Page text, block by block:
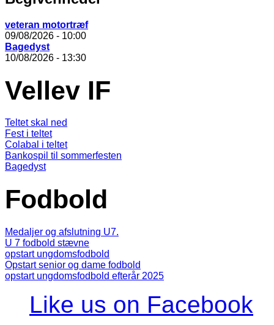
veteran motortræf
09/08/2026 - 10:00
Bagedyst
10/08/2026 - 13:30
Vellev IF
Teltet skal ned
Fest i teltet
Colabal i teltet
Bankospil til sommerfesten
Bagedyst
Fodbold
Medaljer og afslutning U7.
U 7 fodbold stævne
opstart ungdomsfodbold
Opstart senior og dame fodbold
opstart ungdomsfodbold efterår 2025
Like us on Facebook